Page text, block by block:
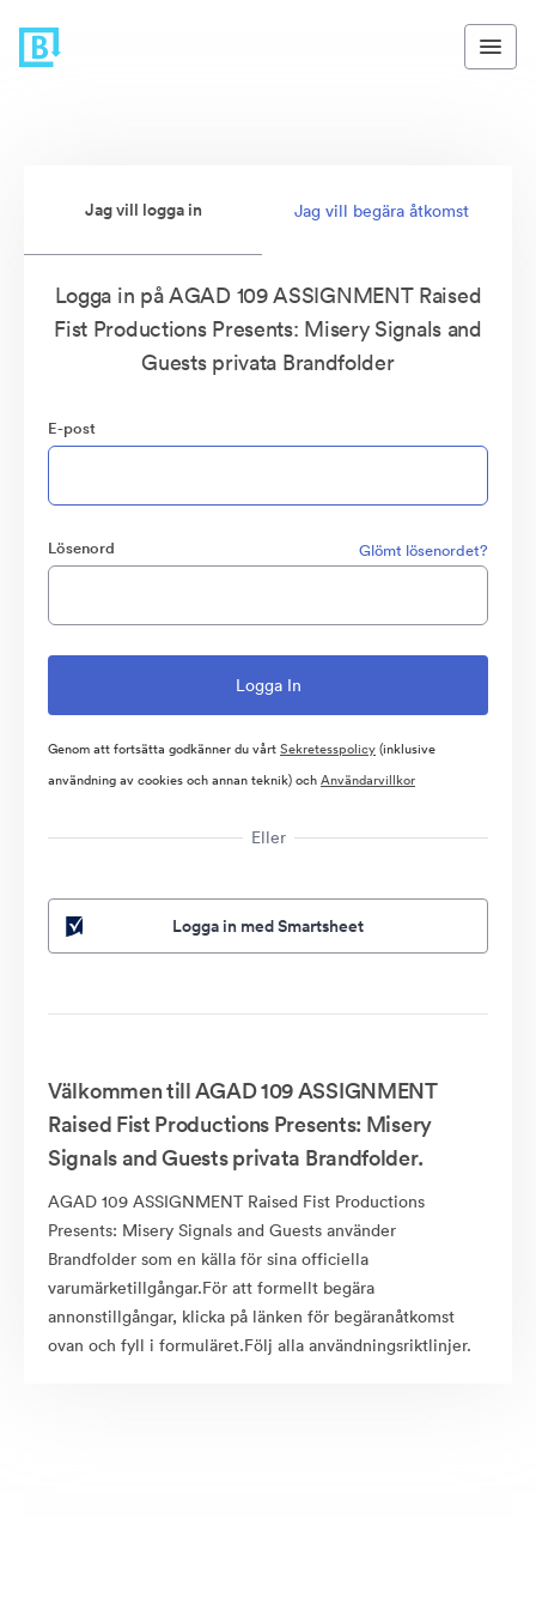
Jag vill logga in Jag vill begära åtkomst
Logga in på AGAD 109 ASSIGNMENT Raised
Fist Productions Presents: Misery Signals and
Guests privata Brandfolder
E-post
Lösenord Glömt lösenordet?
Genom att fortsätta godkänner du vårtSekretesspolicy(inklusive
användning av cookies och annan teknik) ochAnvändarvillkor
Eller
Logga in med Smartsheet
Välkommen till AGAD 109 ASSIGNMENT
Raised Fist Productions Presents: Misery
Signals and Guests privata Brandfolder.
AGAD 109 ASSIGNMENT Raised Fist Productions
Presents: Misery Signals and Guests använder
Brandfolder som en källa för sina officiella
varumärketillgångar.För att formellt begära
annonstillgångar, klicka på länken för begäranåtkomst
ovan och fyll i formuläret.Följ alla användningsriktlinjer.